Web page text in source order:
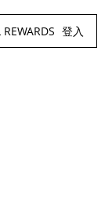
登入